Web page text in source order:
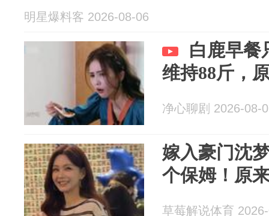
明星爆料客 2026-08-06
白鹿早餐
维持88斤，
净心聊剧 2026-08-
嫁入豪门沈
个保姆！原
草莓解说体育